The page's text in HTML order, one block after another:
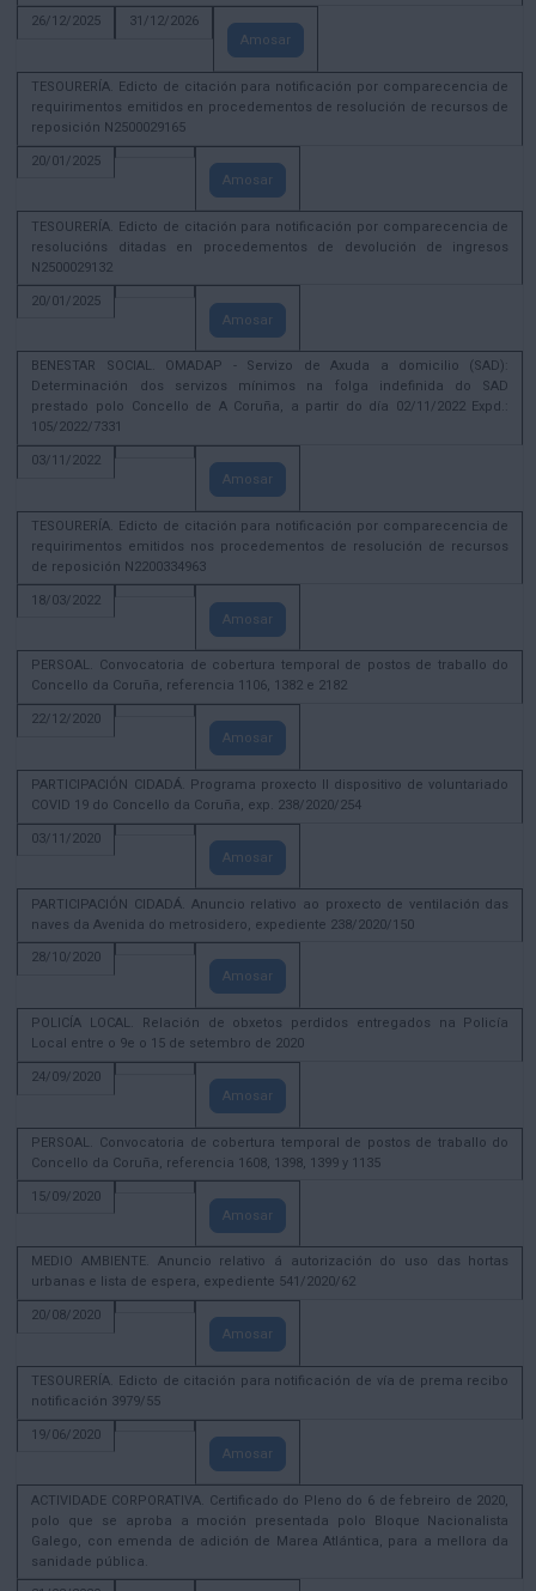
26/12/2025
31/12/2026
Amosar
TESOURERÍA. Edicto de citación para notificación por comparecencia de
requirimentos emitidos en procedementos de resolución de recursos de
reposición N2500029165
20/01/2025
Amosar
TESOURERÍA. Edicto de citación para notificación por comparecencia de
resolucións ditadas en procedementos de devolución de ingresos
N2500029132
20/01/2025
Amosar
BENESTAR SOCIAL. OMADAP - Servizo de Axuda a domicilio (SAD):
Determinación dos servizos mínimos na folga indefinida do SAD
prestado polo Concello de A Coruña, a partir do día 02/11/2022 Expd.:
105/2022/7331
03/11/2022
Amosar
TESOURERÍA. Edicto de citación para notificación por comparecencia de
requirimentos emitidos nos procedementos de resolución de recursos
de reposición N2200334963
18/03/2022
Amosar
PERSOAL. Convocatoria de cobertura temporal de postos de traballo do
Concello da Coruña, referencia 1106, 1382 e 2182
22/12/2020
Amosar
PARTICIPACIÓN CIDADÁ. Programa proxecto II dispositivo de voluntariado
COVID 19 do Concello da Coruña, exp. 238/2020/254
03/11/2020
Amosar
PARTICIPACIÓN CIDADÁ. Anuncio relativo ao proxecto de ventilación das
naves da Avenida do metrosidero, expediente 238/2020/150
28/10/2020
Amosar
POLICÍA LOCAL. Relación de obxetos perdidos entregados na Policía
Local entre o 9e o 15 de setembro de 2020
24/09/2020
Amosar
PERSOAL. Convocatoria de cobertura temporal de postos de traballo do
Concello da Coruña, referencia 1608, 1398, 1399 y 1135
15/09/2020
Amosar
MEDIO AMBIENTE. Anuncio relativo á autorización do uso das hortas
urbanas e lista de espera, expediente 541/2020/62
20/08/2020
Amosar
TESOURERÍA. Edicto de citación para notificación de vía de prema recibo
notificación 3979/55
19/06/2020
Amosar
ACTIVIDADE CORPORATIVA. Certificado do Pleno do 6 de febreiro de 2020,
polo que se aproba a moción presentada polo Bloque Nacionalista
Galego, con emenda de adición de Marea Atlántica, para a mellora da
sanidade pública.